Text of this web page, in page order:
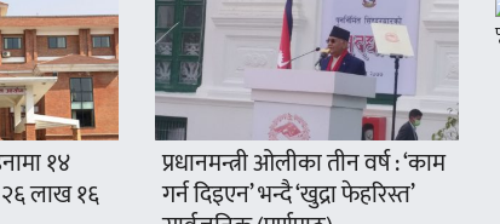
१४
२६ लाख १६
प्रधानमन्त्री ओलीका तीन वर्ष : ‘काम
गर्न दिइएन’ भन्दै ‘खुद्रा फेहरिस्त’